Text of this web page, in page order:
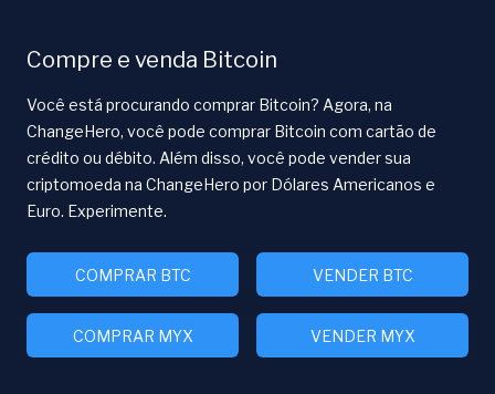
Compre e venda Bitcoin
Você está procurando comprar Bitcoin? Agora, na
ChangeHero, você pode comprar Bitcoin com cartão de
crédito ou débito. Além disso, você pode vender sua
criptomoeda na ChangeHero por Dólares Americanos e
Euro. Experimente.
COMPRAR BTC VENDER BTC
COMPRAR MYX VENDER MYX